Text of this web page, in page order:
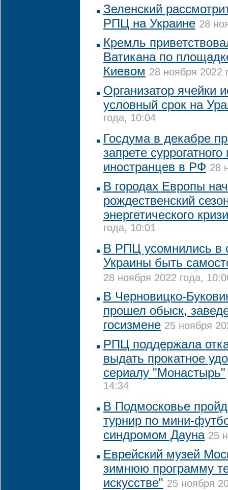
Зеленский
РПЦ на Украине 28
Кремль
Ватикана по
Киевом 28 ноября 2022
Организатор ячейки
условный срок на
года, 10:04
Госдума в декабре
запрете
иностранцев в РФ 28
В городах Европы
рождественский
энергетического
года, 10:01
В РПЦ усомнились в
Украины быть
28 ноября 2022 года,
В Черновицко-
прошел обыск,
госизмене 25 ноября
РПЦ поддержала
выдать прокатное
сериалу "Монастырь"
14:34
В Подмосковье
турнир по мини-
синдромом Дауна 25
Еврейский музей
зимнюю программу
искусстве" 25 ноября